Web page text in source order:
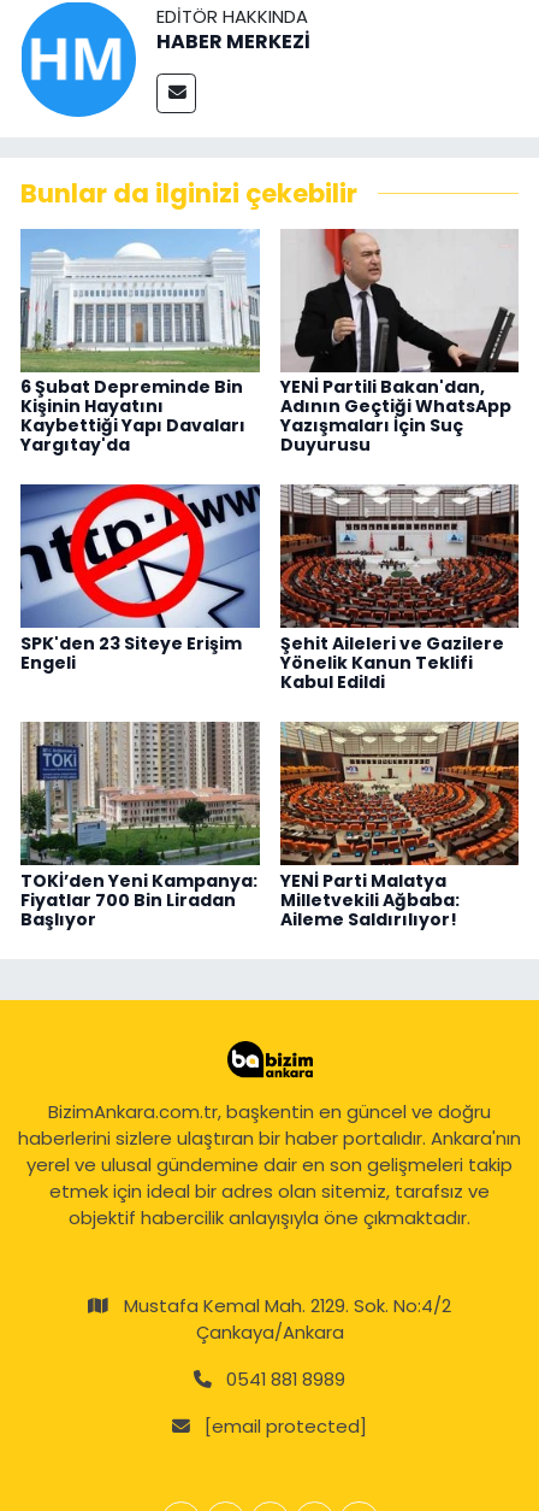
EDITÖR HAKKINDA
HABER MERKEZİ
Bunlar da ilginizi çekebilir
6 Şubat Depreminde Bin
Kişinin Hayatını
Kaybettiği Yapı Davaları
Yargıtay'da
YENİ Partili Bakan'dan,
Adının Geçtiği WhatsApp
Yazışmaları İçin Suç
Duyurusu
SPK'den 23 Siteye Erişim
Engeli
Şehit Aileleri ve Gazilere
Yönelik Kanun Teklifi
Kabul Edildi
TOKİ’den Yeni Kampanya:
Fiyatlar 700 Bin Liradan
Başlıyor
YENİ Parti Malatya
Milletvekili Ağbaba:
Aileme Saldırılıyor!
BizimAnkara.com.tr, başkentin en güncel ve doğru
haberlerini sizlere ulaştıran bir haber portalıdır. Ankara'nın
yerel ve ulusal gündemine dair en son gelişmeleri takip
etmek için ideal bir adres olan sitemiz, tarafsız ve
objektif habercilik anlayışıyla öne çıkmaktadır.
Mustafa Kemal Mah. 2129. Sok. No:4/2
Çankaya/Ankara
0541 881 8989
[email protected]